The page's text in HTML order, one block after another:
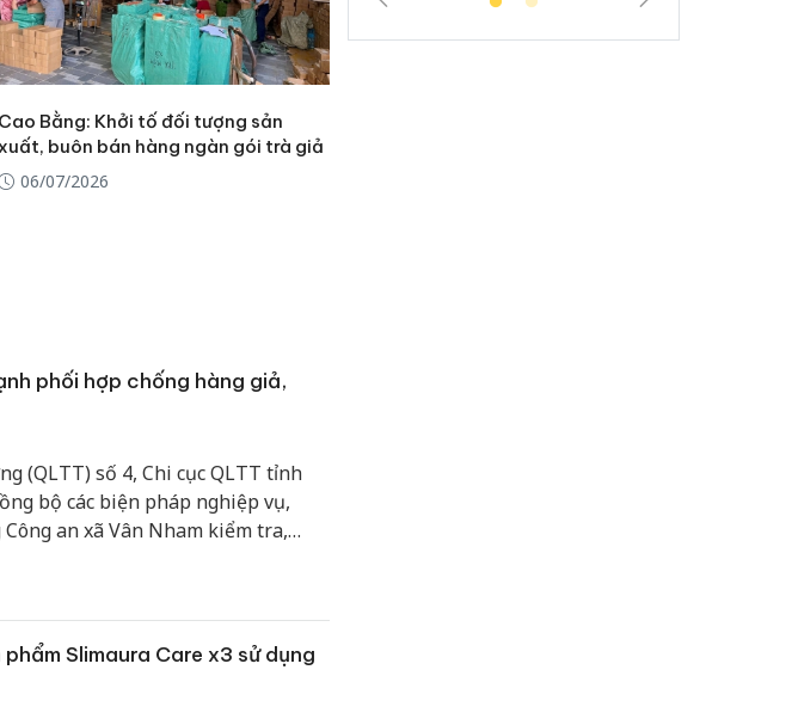
Cao Bằng: Khởi tố đối tượng sản
buôn bán hàng ngàn gói trà giả
06/07/2026
phối hợp chống hàng giả,
(QLTT) số 4, Chi cục QLTT tỉnh
bộ các biện pháp nghiệp vụ,
an xã Vân Nham kiểm tra,
Slimaura Care x3 sử dụng